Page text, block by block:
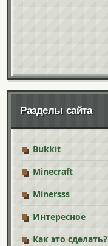
Разделы сайта
Bukkit
Minecraft
Minersss
Интересное
Как это сделать?